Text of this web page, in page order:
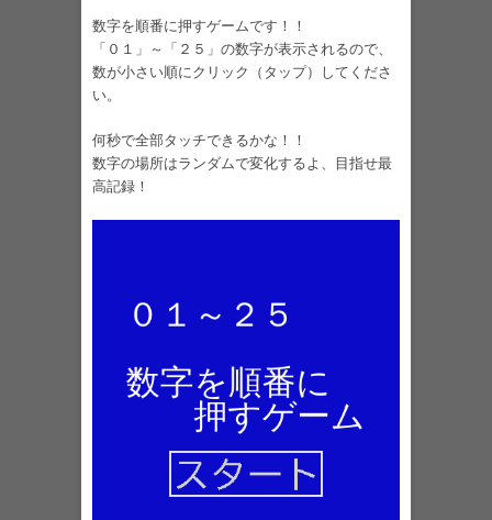
数字を順番に押すゲームです！！
「０１」～「２５」の数字が表示されるので、
数が小さい順にクリック（タップ）してくださ
い。
何秒で全部タッチできるかな！！
数字の場所はランダムで変化するよ、目指せ最
高記録！